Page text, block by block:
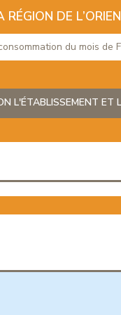
DE
du mois de
L'ÉTABLISSEMENT ET